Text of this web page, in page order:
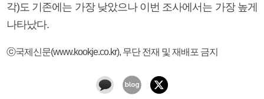
각)도 기존에는 가장 낮았으나 이번 조사에서는 가장 높게
나타났다.
ⓒ국제신문(www.kookje.co.kr), 무단 전재 및 재배포 금지